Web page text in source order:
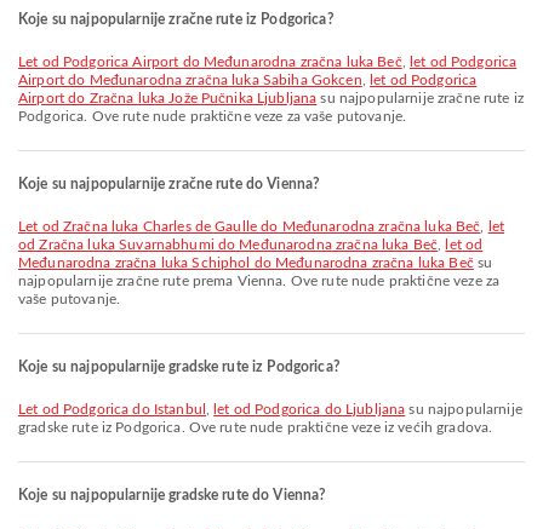
Koje su najpopularnije zračne rute iz Podgorica?
let od Podgorica Airport do Međunarodna zračna luka Beč,
let od Podgorica
Airport do Međunarodna zračna luka Sabiha Gokcen
let od Podgorica
Airport do Zračna luka Jože Pučnika Ljubljana su najpopularnije zračne rute iz
Podgorica. Ove rute nude praktične veze za vaše putovanje.
Koje su najpopularnije zračne rute do Vienna?
let od Zračna luka Charles de Gaulle do Međunarodna zračna luka Beč
let
od Zračna luka Suvarnabhumi do Međunarodna zračna luka Beč
let od
Međunarodna zračna luka Schiphol do Međunarodna zračna luka Bečsu
najpopularnije zračne rute prema Vienna. Ove rute nude praktične veze za
vaše putovanje.
Koje su najpopularnije gradske rute iz Podgorica?
let od Podgorica do Istanbul let od Podgorica do Ljubljana su najpopularnije
gradske rute iz Podgorica. Ove rute nude praktične veze iz većih gradova.
Koje su najpopularnije gradske rute do Vienna?